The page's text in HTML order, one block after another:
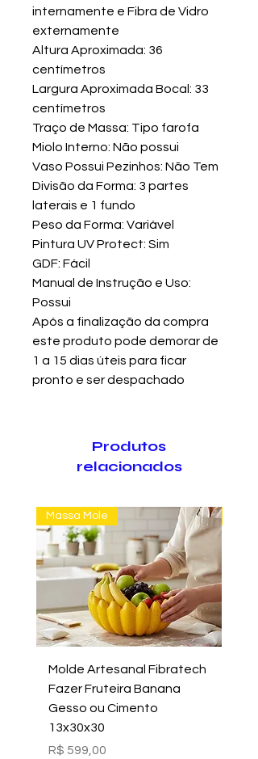
internamente e Fibra de Vidro
externamente
Altura Aproximada: 36
centímetros
Largura Aproximada Bocal: 33
centímetros
Traço de Massa: Tipo farofa
Miolo Interno: Não possui
Vaso Possui Pezinhos: Não Tem
Divisão da Forma: 3 partes
laterais e 1 fundo
Peso da Forma: Variável
Pintura UV Protect: Sim
GDF: Fácil
Manual de Instrução e Uso:
Possui
Após a finalização da compra
este produto pode demorar de
1 a 15 dias úteis para ficar
pronto e ser despachado
Produtos
relacionados
Massa Mole
Molde Artesanal Fibratech
Fazer Fruteira Banana
Gesso ou Cimento
13x30x30
Preço
R$ 599,00